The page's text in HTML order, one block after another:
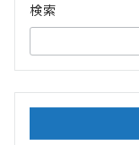
検索